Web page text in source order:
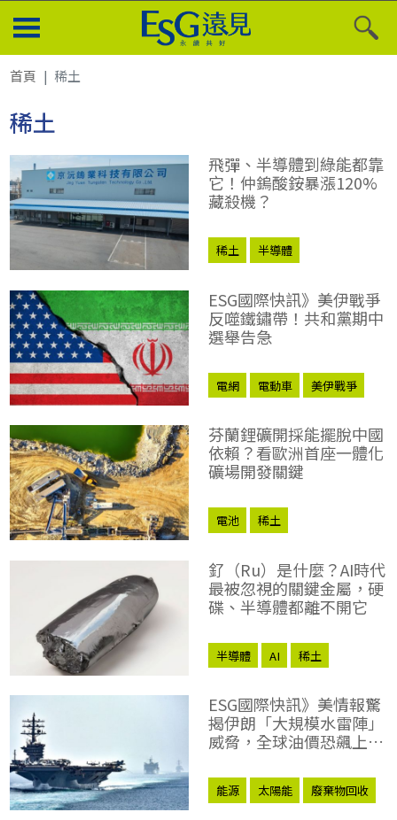
首頁 稀土
稀土
飛彈、半導體到綠能都靠
它！仲鎢酸銨暴漲120%
藏殺機？
稀土 半導體
ESG國際快訊》美伊戰爭
反噬鐵鏽帶！共和黨期中
選舉告急
電網 電動車
美伊戰爭
芬蘭鋰礦開採能擺脫中國
依賴？看歐洲首座一體化
礦場開發關鍵
電池 稀土
釕（Ru）是什麼？AI時代
最被忽視的關鍵金屬，硬
碟、半導體都離不開它
半導體 AI 稀土
ESG國際快訊》美情報驚
揭伊朗「大規模水雷陣」
威脅，全球油價恐飆上
能源 太陽能
廢棄物回收